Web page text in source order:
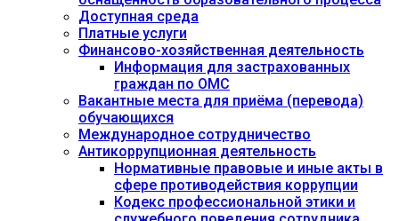
Доступная среда
Платные услуги
Финансово-хозяйственная деятельность
Информация для застрахованных
граждан по ОМС
Вакантные места для приёма (перевода)
обучающихся
Международное сотрудничество
Антикоррупционная деятельность
Нормативные правовые и иные акты в
сфере противодействия коррупции
Кодекс профессиональной этики и